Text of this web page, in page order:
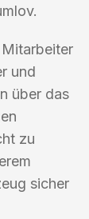
und
über das
zu
sicher